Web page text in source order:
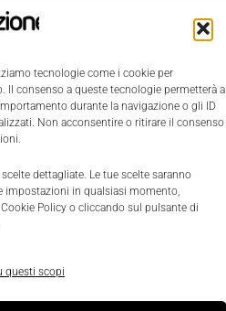
tecnologie come i cookie per
consenso a queste tecnologie permetterà a
durante la navigazione o gli ID
Non acconsentire o ritirare il consenso
dettagliate. Le tue scelte saranno
impostazioni in qualsiasi momento,
Policy o cliccando sul pulsante di
questi scopi